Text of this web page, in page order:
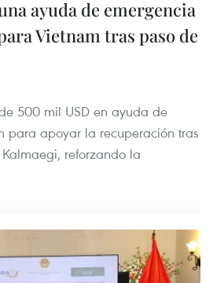
ayuda de emergencia
Vietnam tras paso de
500 mil USD en ayuda de
para apoyar la recuperación tras
reforzando la